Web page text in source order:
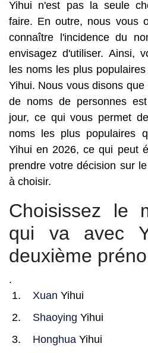
Yihui n'est pas la seule
faire. En outre, nous vous
connaître l'incidence du
envisagez d'utiliser. Ainsi,
les noms les plus
Yihui. Nous vous disons
de noms de personnes
jour, ce qui vous permet
noms les plus populaires
Yihui en 2026, ce qui peut
prendre votre décision sur
à choisir.
Choisissez le
qui va avec
deuxième
.
Xuan Yihui
Shaoying Yihui
Honghua Yihui